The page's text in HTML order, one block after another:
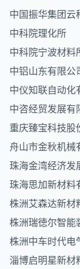
中国振华集团云
中科院理化所
中科院宁波材料
中铝山东有限公
中仪知联自动化
中咨经贸发展有
重庆臻宝科技股
舟山市金秋机械
珠海金湾经济发
珠海思加新材料
株洲艾森达新材
株洲瑞徳尔智能
株洲中车时代电
淄博启明星新材